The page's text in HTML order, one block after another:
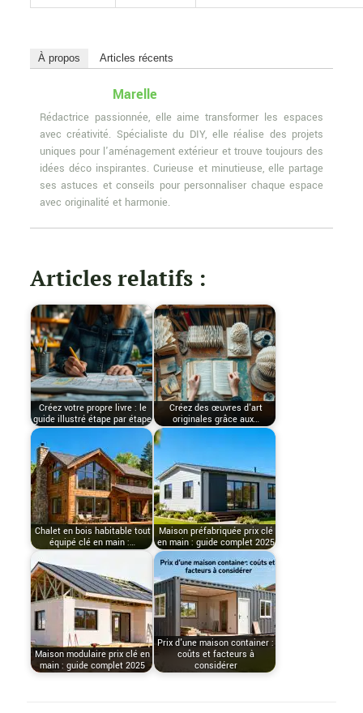
À propos Articles récents
Marelle
Rédactrice passionnée, elle aime transformer les espaces
avec créativité. Spécialiste du DIY, elle réalise des projets
uniques pour l'aménagement extérieur et trouve toujours des
idées déco inspirantes. Curieuse et minutieuse, elle partage
ses astuces et conseils pour personnaliser chaque espace
avec originalité et harmonie.
Articles relatifs :
Créez votre propre livre : le
guide illustré étape par étape
Créez des œuvres d'art
originales grâce aux…
Chalet en bois habitable tout
équipé clé en main :…
Maison préfabriquée prix clé
en main : guide complet 2025
Maison modulaire prix clé en
main : guide complet 2025
Prix d'une maison container :
coûts et facteurs à
considérer